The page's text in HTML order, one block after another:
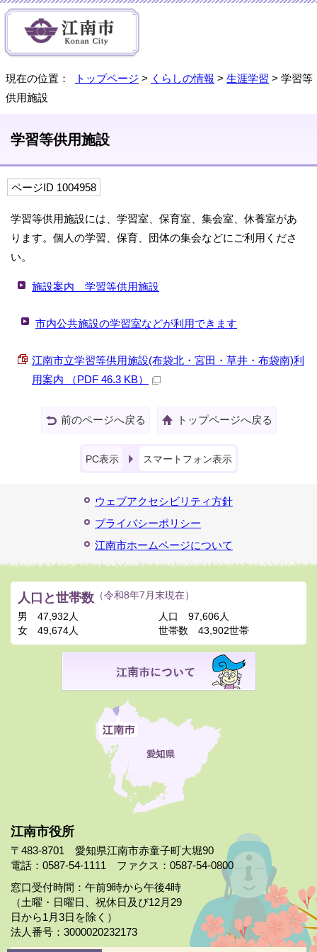
現在の位置： トップページ > くらしの情報 > 生涯学習 > 学習等
供用施設
学習等供用施設
ページID 1004958
学習等供用施設には、学習室、保育室、集会室、休養室があ
ります。個人の学習、保育、団体の集会などにご利用くださ
い。
施設案内 学習等供用施設
市内公共施設の学習室などが利用できます
江南市立学習等供用施設(布袋北・宮田・草井・布袋南)利
用案内 （PDF 46.3 KB）
前のページへ戻る トップページへ戻る
PC表示 スマートフォン表示
ウェブアクセシビリティ方針
プライバシーポリシー
江南市ホームページについて
江南市役所
〒483-8701 愛知県江南市赤童子町大堀90
電話：0587-54-1111 ファクス：0587-54-0800
窓口受付時間：午前9時から午後4時
（土曜・日曜日、祝休日及び12月29
日から1月3日を除く）
法人番号：3000020232173
人口と世帯数 （令和8年7月末現在）
男
47,932人
女
49,674人
人口
97,606人
世帯数
43,902世帯